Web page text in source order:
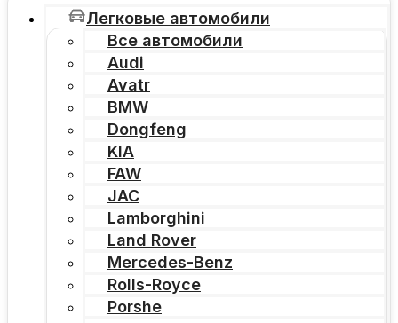
Легковые автомобили
Все автомобили
Audi
Avatr
BMW
Dongfeng
KIA
FAW
JAC
Lamborghini
Land Rover
Mercedes-Benz
Rolls-Royce
Porshe